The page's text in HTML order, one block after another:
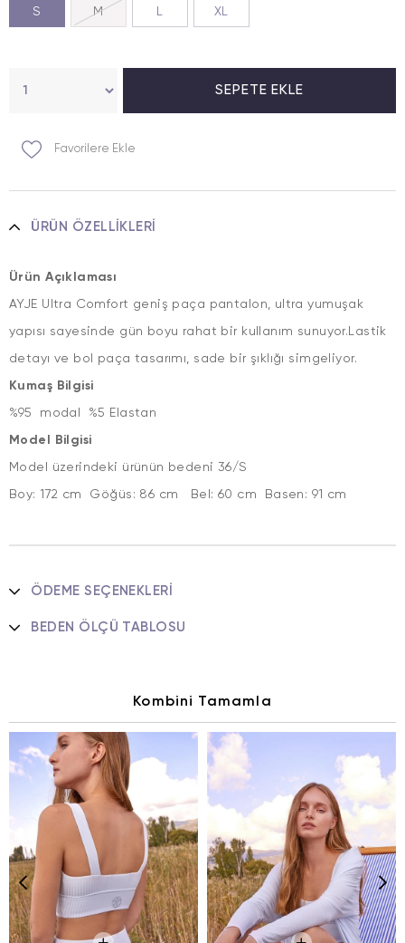
S M L XL
Favorilere Ekle
ÜRÜN ÖZELLIKLERI
Ürün Açıklaması
AYJE Ultra Comfort geniş paça pantalon, ultra yumuşak
yapısı sayesinde gün boyu rahat bir kullanım sunuyor.Lastik
detayı ve bol paça tasarımı, sade bir şıklığı simgeliyor.
Kumaş Bilgisi
%95 modal %5 Elastan
Model Bilgisi
Model üzerindeki ürünün bedeni 36/S
Boy: 172 cm Göğüs: 86 cm Bel: 60 cm Basen: 91 cm
ÖDEME SEÇENEKLERI
BEDEN ÖLÇÜ TABLOSU
Kombini Tamamla